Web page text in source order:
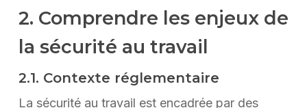
2. Comprendre les enjeux de
la sécurité au travail
2.1. Contexte réglementaire
La sécurité au travail est encadrée par des